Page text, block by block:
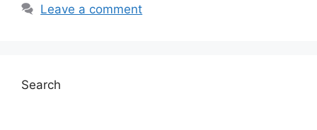
Leave a comment
Search